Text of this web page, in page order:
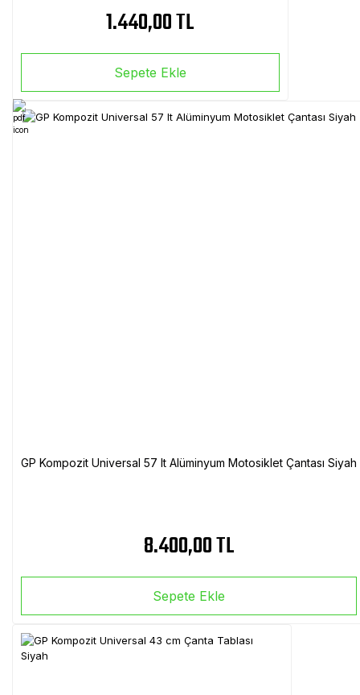
1.440,00 TL
Sepete Ekle
GP Kompozit Universal 57 lt Alüminyum Motosiklet Çantası Siyah
8.400,00 TL
Sepete Ekle